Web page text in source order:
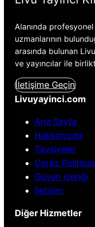
Alanında
uzmanlarının
arasında bulunan
ve yayıncılar ile
İletişime Geçin
Livuyayinci.com
Ana Sayfa
Hakkımızda
Tavsiyeler
Çerez
Güven içeriği
İletişim
Diğer Hizmetler